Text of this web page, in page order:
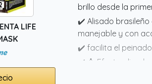
LIFE
brillo desde la
✔️ Alisado brasileño
manejable y con
✔️ facilita el
✔️ 🧴 Efecto